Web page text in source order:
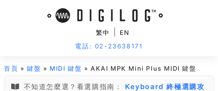
繁中
EN
電話: 02-23638171
首頁 »鍵盤 » MIDI 鍵盤 » AKAI MPK Mini Plus MIDI 鍵盤
不知道怎麼選？看選購指南：
Keyboard 終極選購攻